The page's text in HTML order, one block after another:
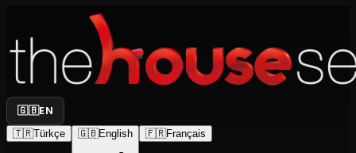
🇬🇧EN
🇹🇷Türkçe 🇬🇧English 🇫🇷Français